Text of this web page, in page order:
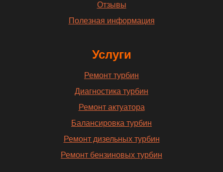
Отзывы
Полезная информация
Услуги
Ремонт турбин
Диагностика турбин
Ремонт актуатора
Балансировка турбин
Ремонт дизельных турбин
Ремонт бензиновых турбин